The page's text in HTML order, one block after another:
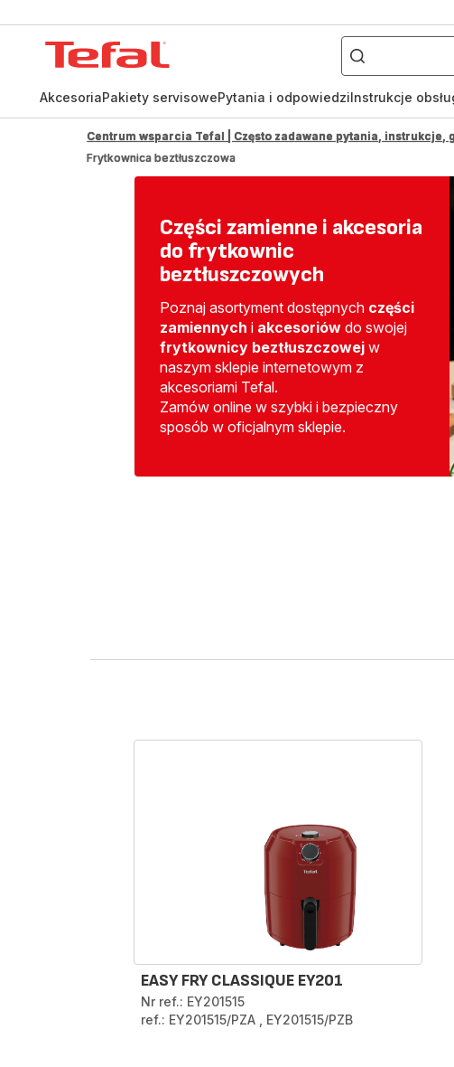
Czego
szukasz?
AkcesoriaPakiety servisowePytania i odpowiedziInstrukcje
Centrum wsparcia Tefal | Często zadawane pytania,
Frytkownica beztłuszczowa
Części zamienne i akcesoria
do frytkownic
beztłuszczowych
Poznaj asortyment dostępnych części
zamiennych i akcesoriówdo swojej
frytkownicy beztłuszczowejw
naszym sklepie internetowym z
akcesoriami Tefal.
Zamów online w szybki i bezpieczny
sposób w oficjalnym sklepie.
EASY FRY CLASSIQUE EY201
Nr ref.: EY201515
ref.: EY201515/PZA
EY201515/PZB